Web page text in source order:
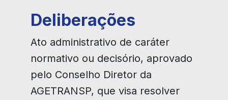
Deliberações
Ato administrativo de caráter
normativo ou decisório, aprovado
pelo Conselho Diretor da
AGETRANSP, que visa resolver